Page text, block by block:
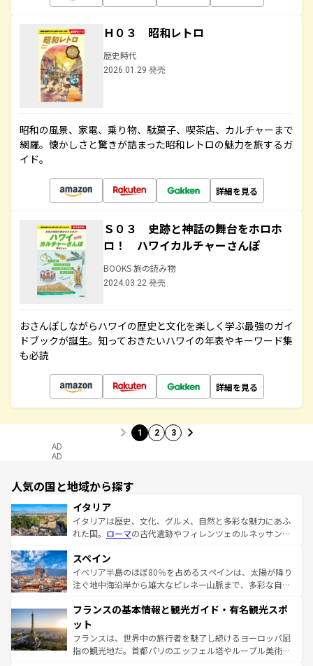
Ｈ０３ 昭和レトロ
歴史時代
2026.01.29 発売
昭和の風景、家電、乗り物、駄菓子、喫茶店、カルチャーまで
網羅。懐かしさと驚きが詰まった昭和レトロの魅力を旅するガ
イド。
詳細を見る
Ｓ０３ 史跡と神話の舞台をホロホ
ロ！ ハワイカルチャーさんぽ
BOOKS 旅の読み物
2024.03.22 発売
おさんぽしながらハワイの歴史と文化を楽しく学ぶ最強のガイ
ドブックが誕生。知っておきたいハワイの年表やキーワード集
も必読
詳細を見る
1 2 3
AD
AD
人気の国と地域から探す
イタリア
イタリアは歴史、文化、グルメ、自然と多彩な魅力にあふ
れた国。 ローマの古代遺跡やフィレンツェのルネッサンス
ろん、トスカーナの美しい田園風景やアマルフィ海岸の絶
景など、自然景観も見逃せない。観光の合間には、本場の
ピザやパスタなど、絶品のイタリア料理を堪能することも
ませてくれるイタリアで、忘れられない旅をしてみよう！
なお、新着のイタリア情報は
しい。
スペイン
イベリア半島のほぼ80％を占めるスペインは、太陽が降り
注ぐ地中海沿岸から雄大なピレネー山脈まで、多彩な自然
文化が根付くこの国では、情熱的なフラメンコ、熱気あふ
れる闘牛、そして美味しいタパスが生活の一部となってい
る。首都マドリードの洗練された雰囲気や、バルセロナの
アートに溢れた街角から、地方では古代ローマ遺跡や中世
フランスの基本情報と観光ガイド・有名観光スポ
ット
フランスは、世界中の旅行者を魅了し続けるヨーロッパ屈
指の観光地だ。首都パリのエッフェル塔やルーブル美術館